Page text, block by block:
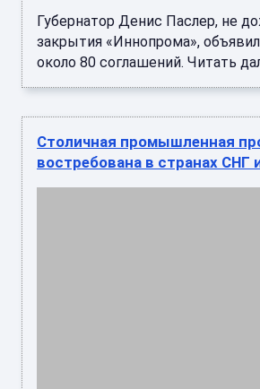
Губернатор Денис Паслер, не
закрытия «Иннопрома»,
около 80 соглашений. Читать
Столичная промышленная
востребована в странах СНГ